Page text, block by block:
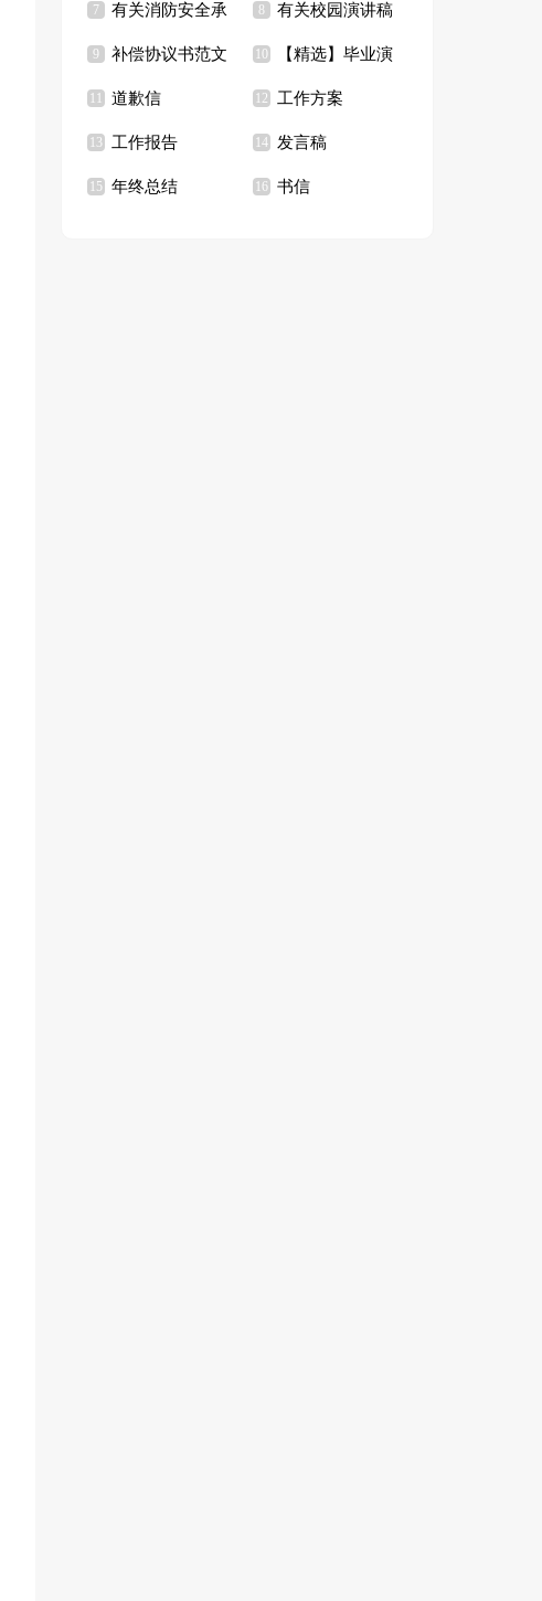
报告 春节作文集锦7篇
7 有关消防安全承
诺书范文合集八篇
8 有关校园演讲稿
集合8篇
9 补偿协议书范文
汇总七篇
10 【精选】毕业演
讲稿模板汇总四篇
道歉信 12 工作方案
13 工作报告 14 发言稿
15 年终总结 16 书信